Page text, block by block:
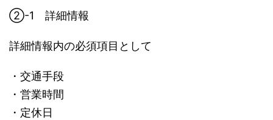
➁-1 詳細情報
詳細情報内の必須項目として
・交通手段
・営業時間
・定休日